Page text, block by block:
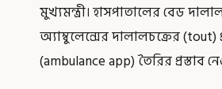
মুখ্যমন্ত্রী। হাসপাতালের বেড
অ্যাম্বুলেন্সের দালালচক্রের
(ambulance app) তৈরির প্রস্তাব